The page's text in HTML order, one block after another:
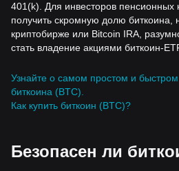
401(k). Для инвесторов
получить скромную долю биткоина,
криптобирже или Bitcoin IRA,
стать владение акциями биткоин-
Узнайте о самом простом и быстром
биткоина (BTC).
Как купить биткоин (BTC)?
Безопасен ли